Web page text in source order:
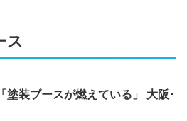
ス
塗装ブースが燃えている」 大阪･